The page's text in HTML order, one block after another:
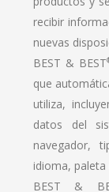
recibir
nuevas
BEST & BEST
que
utiliza,
datos del
navegador,
idioma, paleta
BEST &